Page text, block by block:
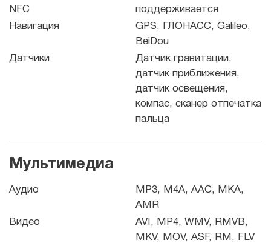
NFC
поддерживается
Навигация
GPS, ГЛОНАСС, Galileo,
BeiDou
Датчики
Датчик гравитации,
датчик приближения,
датчик освещения,
компас, сканер отпечатка
пальца
Мультимедиа
Аудио
MP3, M4A, AAC, MKA,
AMR
Видео
AVI, MP4, WMV, RMVB,
MKV, MOV, ASF, RM, FLV